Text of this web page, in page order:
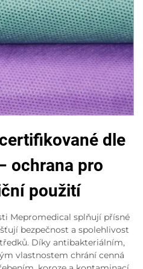
dle
ochrana pro
použití
Mepromedical splňují přísné
bezpečnost a spolehlivost
Díky antibakteriálním,
vlastnostem chrání cenná